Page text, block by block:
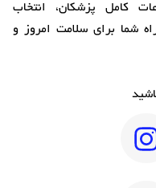
کامل پزشکان، انتخاب
شما برای سلامت امروز و